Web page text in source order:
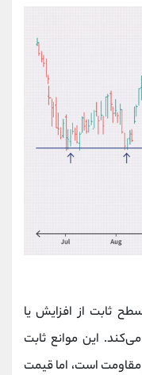
ثابت از افزایش یا
این موانع ثابت
است، اما قیمت